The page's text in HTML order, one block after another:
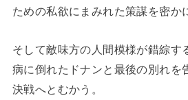
ための私欲にまみれた策謀を密か
そして敵味方の人間模様が錯綜す
病に倒れたドナンと最後の別れを
決戦へとむかう。